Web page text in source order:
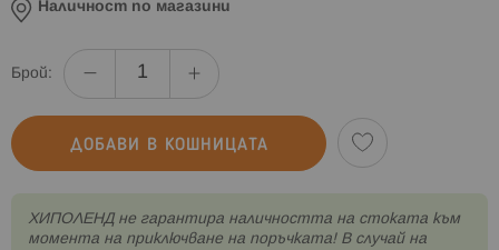
Наличност по магазини
Брой:
ДОБАВИ В КОШНИЦАТА
XИПОЛЕНД не гарантира наличността на стоката към
момента на приключване на поръчката! В случай на